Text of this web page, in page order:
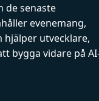
de senaste
evenemang,
utvecklare,
bygga vidare på